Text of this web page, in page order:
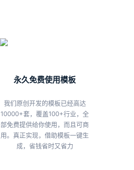
永久免费使用模板
我们原创开发的模板已经高达
10000+套，覆盖100+行业，全
部免费提供给你使用，而且可商
用。真正实现，借助模板一键生
成，省钱省时又省力